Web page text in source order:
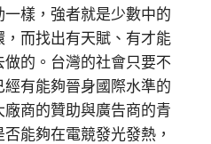
樣，強者就是少數中的
而找出有天賦、有才能
的。台灣的社會只要不
有能夠晉身國際水準的
商的贊助與廣告商的青
能夠在電競發光發熱，